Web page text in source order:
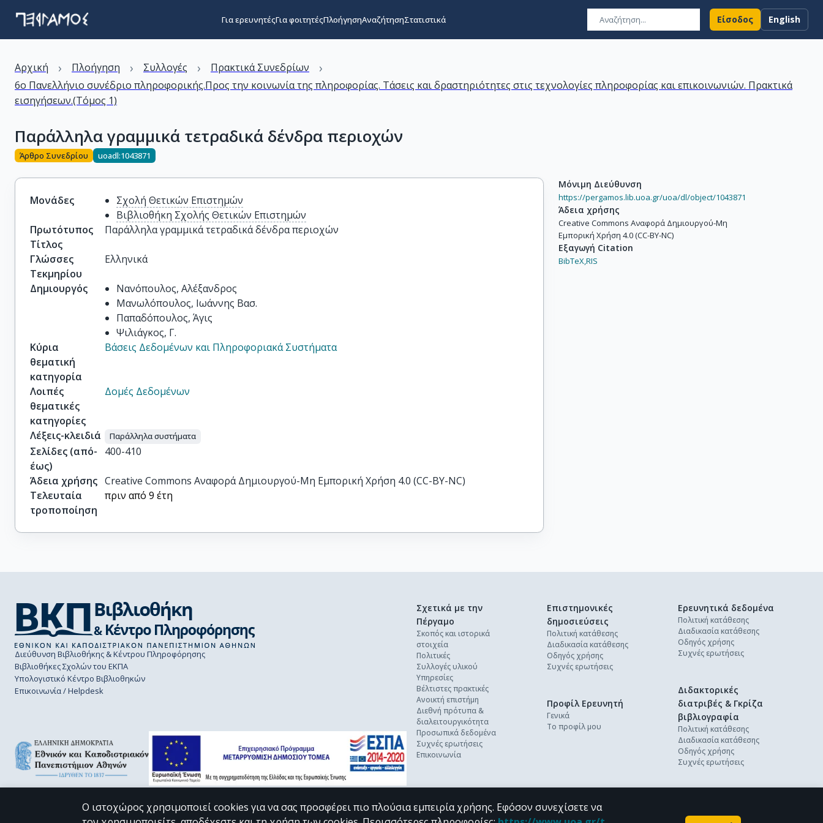
Για ερευνητέςΓια φοιτητέςΠλοήγησηΑναζήτησηΣτατιστικά Είσοδος English
Αρχική › Πλοήγηση › Συλλογές › Πρακτικά Συνεδρίων ›
6ο Πανελλήνιο συνέδριο πληροφορικής.Προς την κοινωνία της πληροφορίας. Τάσεις και δραστηριότητες στις τεχνολογίες πληροφορίας και επικοινωνιών. Πρακτικά
εισηγήσεων.(Τόμος 1)
Παράλληλα γραμμικά τετραδικά δένδρα περιοχών
Άρθρο Συνεδρίου uoadl:1043871
Μονάδες
Σχολή Θετικών Επιστημών
Βιβλιοθήκη Σχολής Θετικών Επιστημών
Πρωτότυπος
Τίτλος
Παράλληλα γραμμικά τετραδικά δένδρα περιοχών
Γλώσσες
Τεκμηρίου
Ελληνικά
Δημιουργός
Νανόπουλος, Αλέξανδρος
Μανωλόπουλος, Ιωάννης Βασ.
Παπαδόπουλος, Άγις
Ψιλιάγκος, Γ.
Κύρια
θεματική
κατηγορία
Βάσεις Δεδομένων και Πληροφοριακά Συστήματα
Λοιπές
θεματικές
κατηγορίες
Δομές Δεδομένων
Λέξεις-κλειδιά Παράλληλα συστήματα
Σελίδες (από-
έως)
400-410
Άδεια χρήσης Creative Commons Αναφορά Δημιουργού-Μη Εμπορική Χρήση 4.0 (CC-BY-NC)
Τελευταία
τροποποίηση
πριν από 9 έτη
Μόνιμη Διεύθυνση
https://pergamos.lib.uoa.gr/uoa/dl/object/1043871
Άδεια χρήσης
Creative Commons Αναφορά Δημιουργού-Μη
Εμπορική Χρήση 4.0 (CC-BY-NC)
Εξαγωγή Citation
BibTeX,RIS
Διεύθυνση Βιβλιοθήκης & Κέντρου Πληροφόρησης
Βιβλιοθήκες Σχολών του ΕΚΠΑ
Υπολογιστικό Κέντρο Βιβλιοθηκών
Επικοινωνία / Helpdesk
Σχετικά με την
Πέργαμο
Σκοπός και ιστορικά
στοιχεία
Πολιτικές
Συλλογές υλικού
Υπηρεσίες
Βέλτιστες πρακτικές
Ανοικτή επιστήμη
Διεθνή πρότυπα &
διαλειτουργικότητα
Προσωπικά δεδομένα
Συχνές ερωτήσεις
Επικοινωνία
Επιστημονικές
δημοσιεύσεις
Πολιτική κατάθεσης
Διαδικασία κατάθεσης
Οδηγός χρήσης
Συχνές ερωτήσεις
Ερευνητικά δεδομένα
Πολιτική κατάθεσης
Διαδικασία κατάθεσης
Οδηγός χρήσης
Συχνές ερωτήσεις
Διδακτορικές
διατριβές & Γκρίζα
βιβλιογραφία
Πολιτική κατάθεσης
Διαδικασία κατάθεσης
Οδηγός χρήσης
Συχνές ερωτήσεις
Προφίλ Ερευνητή
Γενικά
Το προφίλ μου
Ο ιστοχώρος χρησιμοποιεί cookies για να σας προσφέρει πιο πλούσια εμπειρία χρήσης. Εφόσον συνεχίσετε να